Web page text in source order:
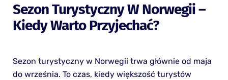
Sezon Turystyczny W Norwegii –
Kiedy Warto Przyjechać?
Sezon turystyczny w Norwegii trwa głównie od maja
do września. To czas, kiedy większość turystów